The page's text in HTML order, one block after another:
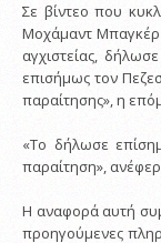
Σε βίντεο που
Μοχάμαντ Μπαγκέρ
αγχιστείας,
επισήμως τον
παραίτησης», η
«Το δήλωσε
παραίτηση»,
Η αναφορά αυτή
προηγούμενες